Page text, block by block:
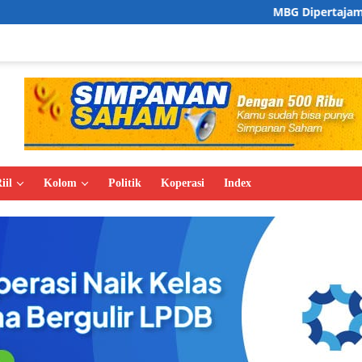
MBG Dipertajam, Zulhas
Kolom Politik Koperasi Index